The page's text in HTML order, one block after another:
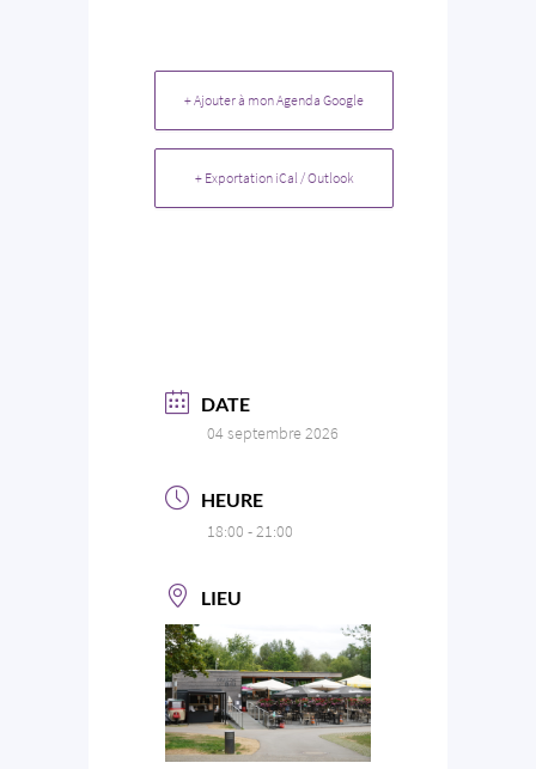
+ Ajouter à mon Agenda Google
+ Exportation iCal / Outlook
DATE
04 septembre 2026
HEURE
18:00 - 21:00
LIEU